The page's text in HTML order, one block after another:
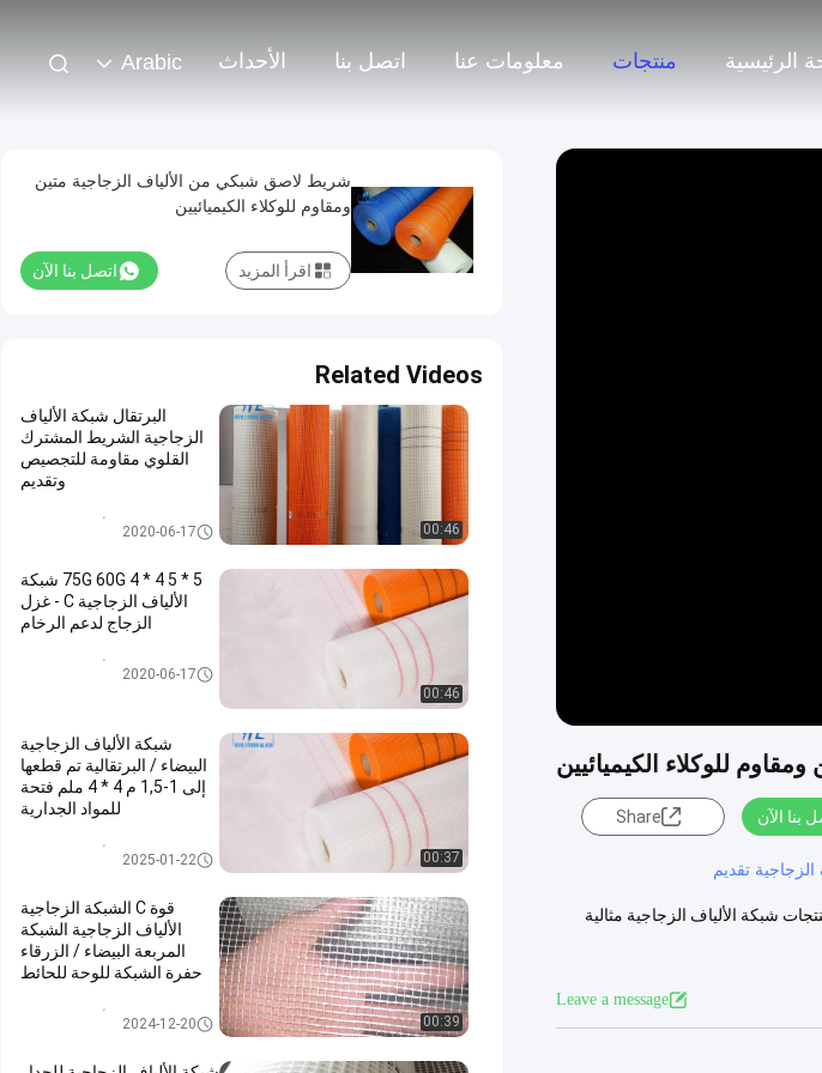
الرئيسية منتجات معلومات عنا اتصل بنا الأحداث Arabic
للوكلاء الكيميائيين
بنا الآن Share
تقديم
شبكة الألياف الزجاجية مثالية
Leave a message
شريط لاصق شبكي من الألياف الزجاجية متين
ومقاوم للوكلاء الكيميائيين
اتصل بنا الآن اقرأ المزيد
Related Videos
00:46
البرتقال شبكة الألياف
الزجاجية الشريط المشترك
القلوي مقاومة للتجصيص
وتقديم
شبكة الألياف الزجاجية2020-06-17
00:46
75G 60G 4 * 4 5 * 5 شبكة
الألياف الزجاجية C - غزل
الزجاج لدعم الرخام
شبكة الألياف الزجاجية2020-06-17
00:37
شبكة الألياف الزجاجية
البيضاء / البرتقالية تم قطعها
إلى 1-1,5 م 4 * 4 ملم فتحة
للمواد الجدارية
شبكة الألياف الزجاجية2025-01-22
00:39
قوة C الشبكة الزجاجية
الألياف الزجاجية الشبكة
المربعة البيضاء / الزرقاء
حفرة الشبكة للوحة للحائط
شبكة الألياف الزجاجية2024-12-20